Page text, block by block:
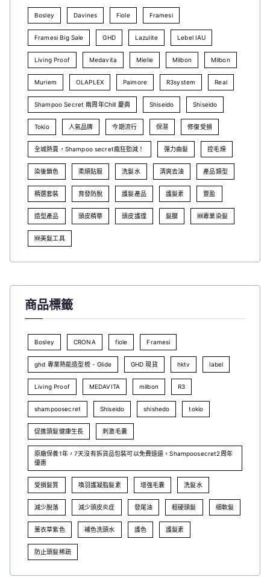
Bosley Davines Fiole Framesi
Framesi Big Sale GHD Lazulite Lebel IAU
Living Proof Medavita Mielle Milbon Milbon
Muriem OLAPLEX Paimore R3system Real
Shampoo Secret 兩周年Chill 慶典 Shiseido Shiseido
Tokio 人氣品牌 今期流行 保濕 修復受損
全城熱賣，Shampoo secret瘋狂勁減！ 彈力曲髮 控毛燥
染後鎖色 柔順貼服 洗髮水 清爽去油 產品類型
精選套裝 育發防脫 護髮產品 護髮素 豐盈
造型產品 頭皮精華 頭皮護理 髮膜 🆕專業染髮
🆕美髮工具
商品標籤
Bosley CRONA fiole Framesi
ghd 專業熱能造型梳 - Glide GHD 現貨 hktv label
Living Proof MEDAVITA milbon R3
shampoosecret Shiseido shishedo tokio
促進頭髮健康生長 刺激毛囊
原廠保養1年，7天沒有拆貨品包裝可以免費退還，Shampoosecret2周年
優惠
受損髮質 喚羽護凝脂髮素 增強毛囊 洗髮水
減少脫落 減少頭皮炎症 發尾油 粗硬頭髮 細軟髮
薰衣草紫色 補色洗頭水 護色 護髮素
防止頭髮稀疏